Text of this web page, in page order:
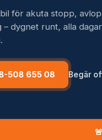
för akuta stopp,
dygnet runt, alla
508 655 08 Begär